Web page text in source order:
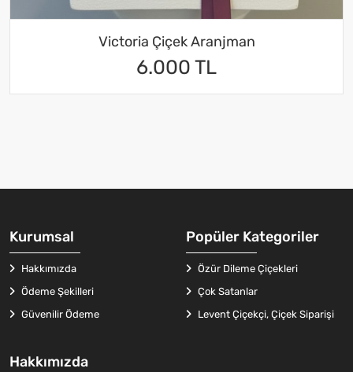
Victoria Çiçek Aranjman
6.000 TL
Kurumsal
Hakkımızda
Ödeme Şekilleri
Güvenilir Ödeme
Popüler Kategoriler
Özür Dileme Çiçekleri
Çok Satanlar
Levent Çiçekçi, Çiçek Siparişi
Hakkımızda